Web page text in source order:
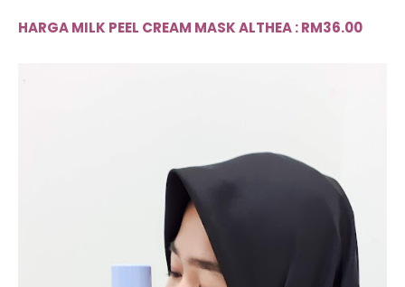
HARGA MILK PEEL CREAM MASK ALTHEA : RM36.00